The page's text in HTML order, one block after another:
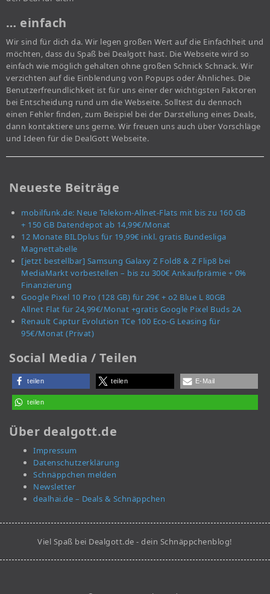
… einfach
Wir sind für dich da. Wir legen großen Wert auf die Einfachheit und
möchten, dass du Spaß bei Dealgott hast. Die Webseite wird so
einfach wie möglich gehalten ohne großen Schnick Schnack. Wir
verzichten auf die Einblendung von Popups oder Ähnliches. Die
Benutzerfreundlichkeit ist für uns einer der wichtigsten Faktoren
bei Entscheidung rund um die Webseite. Solltest du dennoch
einen Fehler finden, zum Beispiel bei der Darstellung eines Deals,
dann kontaktiere uns gerne. Wir freuen uns auch über Vorschläge
und Ideen für die DealGott Webseite.
Neueste Beiträge
mobilfunk.de: Neue Telekom-Allnet-Flats mit bis zu 160 GB
+ 150 GB Datendepot ab 14,99€/Monat
12 Monate BILDplus für 19,99€ inkl. gratis Bundesliga
Magnettabelle
[jetzt bestellbar] Samsung Galaxy Z Fold8 & Z Flip8 bei
MediaMarkt vorbestellen – bis zu 300€ Ankaufprämie + 0%
Finanzierung
Google Pixel 10 Pro (128 GB) für 29€ + o2 Blue L 80GB
Allnet Flat für 24,99€/Monat +gratis Google Pixel Buds 2A
Renault Captur Evolution TCe 100 Eco-G Leasing für
95€/Monat (Privat)
Social Media / Teilen
teilen teilen E-Mail
teilen
Über dealgott.de
Impressum
Datenschutzerklärung
Schnäppchen melden
Newsletter
dealhai.de – Deals & Schnäppchen
Viel Spaß bei Dealgott.de - dein Schnäppchenblog!